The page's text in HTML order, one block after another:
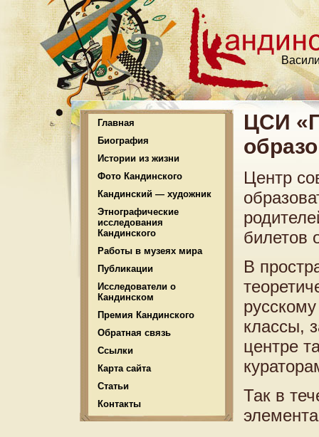
Главная
Биография
Истории из жизни
Фото Кандинского
Кандинский — художник
Этнографические
исследования
Кандинского
Работы в музеях мира
Публикации
Исследователи о
Кандинском
Премия Кандинского
Обратная связь
Ссылки
Карта сайта
Статьи
Контакты
ЦCИ
Центр
билетов
В
классы,
центре
Так в